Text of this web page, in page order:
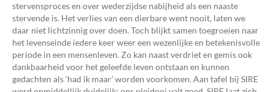
stervensproces en over wederzijdse nabijheid als een naaste
stervende is. Het verlies van een dierbare went nooit, laten we
daar niet lichtzinnig over doen. Toch blijkt samen toegroeien naar
het levenseinde iedere keer weer een wezenlijke en betekenisvolle
periode in een mensenleven. Zo kan naast verdriet en gemis ook
dankbaarheid voor het geleefde leven ontstaan en kunnen
gedachten als ‘had ik maar’ worden voorkomen. Aan tafel bij SIRE